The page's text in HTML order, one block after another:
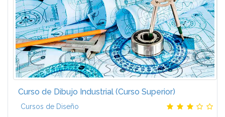
Curso de Dibujo Industrial (Curso Superior)
Cursos de Diseño